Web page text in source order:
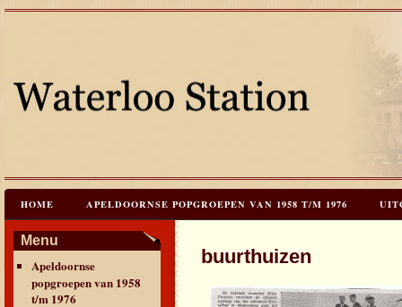
HOME APELDOORNSE POPGROEPEN VAN 1958 T/M 1976
JAREN 60 FESTIVALS & REÜNIES
CONTACT & VERANTWOORDING LINKS LAATSTE UPDATES
Menu
Apeldoornse
popgroepen van 1958
t/m 1976
buurthuizen